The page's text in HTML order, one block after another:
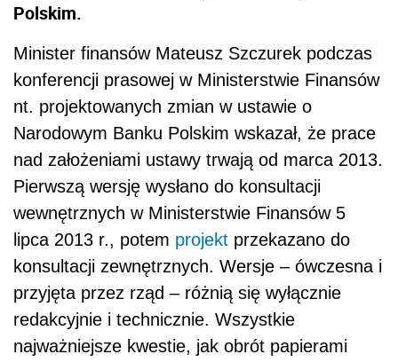
Polskim.
Minister finansów Mateusz Szczurek podczas
konferencji prasowej w Ministerstwie Finansów
nt. projektowanych zmian w ustawie o
Narodowym Banku Polskim wskazał, że prace
nad założeniami ustawy trwają od marca 2013.
Pierwszą wersję wysłano do konsultacji
wewnętrznych w Ministerstwie Finansów 5
lipca 2013 r., potem projekt przekazano do
konsultacji zewnętrznych. Wersje – ówczesna i
przyjęta przez rząd – różnią się wyłącznie
redakcyjnie i technicznie. Wszystkie
najważniejsze kwestie, jak obrót papierami